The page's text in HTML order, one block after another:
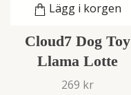
Lägg i korgen
Cloud7 Dog Toy
Llama Lotte
269 kr